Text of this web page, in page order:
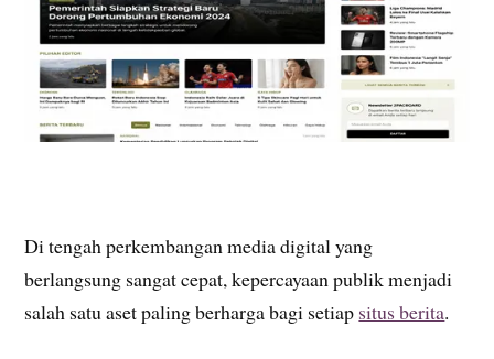
Di tengah perkembangan media digital yang
berlangsung sangat cepat, kepercayaan publik menjadi
salah satu aset paling berharga bagi setiap situs berita.